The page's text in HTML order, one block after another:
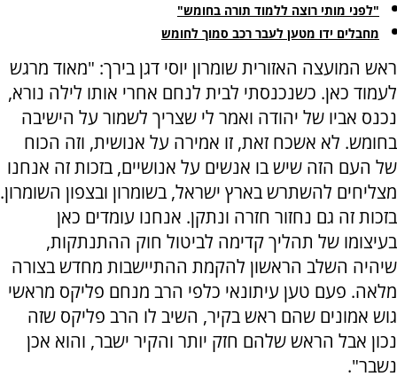
"לפני מותי רוצה ללמוד תורה בחומש"
מחבלים ידו מטען לעבר רכב סמוך לחומש
ראש המועצה האזורית שומרון יוסי דגן בירך: "מאוד מרגש
לעמוד כאן. כשנכנסתי לבית לנחם אחרי אותו לילה נורא,
נכנס אביו של יהודה ואמר לי שצריך לשמור על הישיבה
בחומש. לא אשכח זאת, זו אמירה על אנושית, וזה הכוח
של העם הזה שיש בו אנשים על אנושיים, בזכות זה אנחנו
מצליחים להשתרש בארץ ישראל, בשומרון ובצפון השומרון.
בזכות זה גם נחזור חזרה ונתקן. אנחנו עומדים כאן
בעיצומו של תהליך קדימה לביטול חוק ההתנתקות,
שיהיה השלב הראשון להקמת ההתיישבות מחדש בצורה
מלאה. פעם טען עיתונאי כלפי הרב מנחם פליקס מראשי
גוש אמונים שהם ראש בקיר, השיב לו הרב פליקס שזה
נכון אבל הראש שלהם חזק יותר והקיר ישבר, והוא אכן
נשבר".